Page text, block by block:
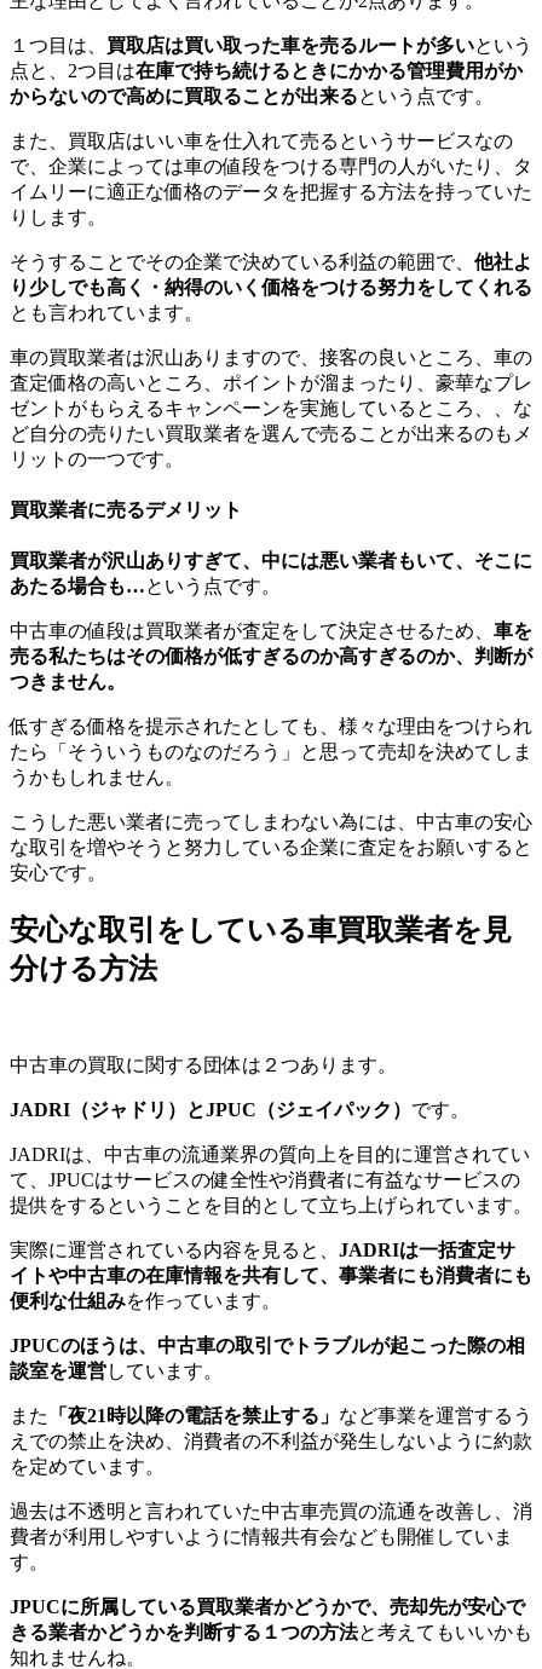
１つ目は、 買取店は買い取った車を売るルートが多いという
点と、2つ目は在庫で持ち続けるときにかかる管理費用がか
からないので高めに買取ることが出来るという点です。
また、買取店はいい車を仕入れて売るというサービスなの
で、企業によっては車の値段をつける専門の人がいたり、タ
イムリーに適正な価格のデータを把握する方法を持っていた
りします。
そうすることでその企業で決めている利益の範囲で、 他社よ
り少しでも高く・納得のいく価格をつける努力をしてくれる
とも言われています。
車の買取業者は沢山ありますので、接客の良いところ、車の
査定価格の高いところ、ポイントが溜まったり、豪華なプレ
ゼントがもらえるキャンペーンを実施しているところ、、な
ど自分の売りたい買取業者を選んで売ることが出来るのもメ
リットの一つです。
買取業者に売るデメリット
買取業者が沢山ありすぎて、中には悪い業者もいて、そこに
あたる場合も…という点です。
中古車の値段は買取業者が査定をして決定させるため、 車を
売る私たちはその価格が低すぎるのか高すぎるのか、判断が
つきません。
低すぎる価格を提示されたとしても、様々な理由をつけられ
たら「そういうものなのだろう」と思って売却を決めてしま
うかもしれません。
こうした悪い業者に売ってしまわない為には、中古車の安心
な取引を増やそうと努力している企業に査定をお願いすると
安心です。
安心な取引をしている車買取業者を見
分ける方法
中古車の買取に関する団体は２つあります。
JADRI（ジャドリ）とJPUC（ジェイパック） です。
JADRIは、中古車の流通業界の質向上を目的に運営されてい
て、JPUCはサービスの健全性や消費者に有益なサービスの
提供をするということを目的として立ち上げられています。
実際に運営されている内容を見ると、 JADRIは一括査定サ
イトや中古車の在庫情報を共有して、事業者にも消費者にも
便利な仕組みを作っています。
JPUCのほうは、中古車の取引でトラブルが起こった際の相
談室を運営しています。
また 「夜21時以降の電話を禁止する」 など事業を運営するう
えでの禁止を決め、消費者の不利益が発生しないように約款
を定めています。
過去は不透明と言われていた中古車売買の流通を改善し、消
費者が利用しやすいように情報共有会なども開催していま
す。
JPUCに所属している買取業者かどうかで、売却先が安心で
きる業者かどうかを判断する１つの方法と考えてもいいかも
知れませんね。